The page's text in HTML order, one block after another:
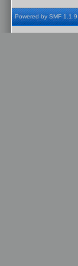
Powered by SMF 1.1.9